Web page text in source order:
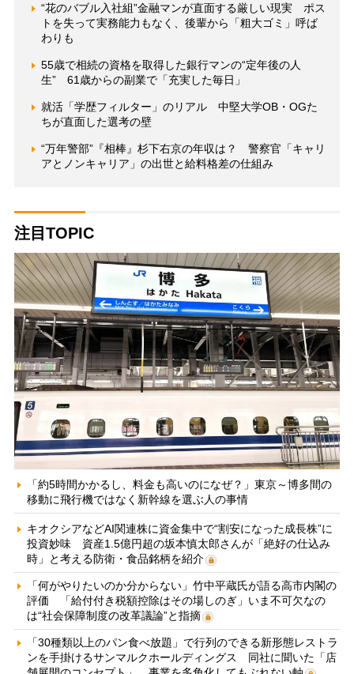
“花のバブル入社組”金融マンが直面する厳しい現実 ポス
トを失って実務能力もなく、後輩から「粗大ゴミ」呼ば
わりも
55歳で相続の資格を取得した銀行マンの“定年後の人
生” 61歳からの副業で「充実した毎日」
就活「学歴フィルター」のリアル 中堅大学OB・OGた
ちが直面した選考の壁
“万年警部”『相棒』杉下右京の年収は？ 警察官「キャリ
アとノンキャリア」の出世と給料格差の仕組み
注目TOPIC
「約5時間かかるし、料金も高いのになぜ？」東京～博多間の
移動に飛行機ではなく新幹線を選ぶ人の事情
キオクシアなどAI関連株に資金集中で“割安になった成長株”に
投資妙味 資産1.5億円超の坂本慎太郎さんが「絶好の仕込み
時」と考える防衛・食品銘柄を紹介
「何がやりたいのか分からない」竹中平蔵氏が語る高市内閣の
評価 「給付付き税額控除はその場しのぎ」いま不可欠なの
は“社会保障制度の改革議論”と指摘
「30種類以上のパン食べ放題」で行列のできる新形態レストラ
ンを手掛けるサンマルクホールディングス 同社に聞いた「店